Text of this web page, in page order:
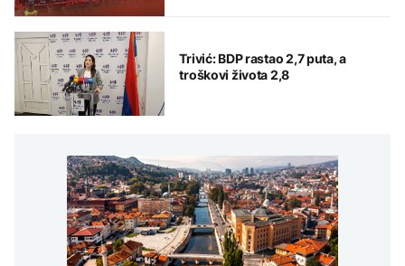
Trivić: BDP rastao 2,7 puta, a
troškovi života 2,8